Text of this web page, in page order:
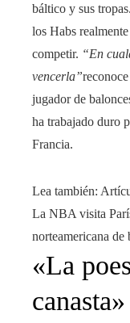
báltico y sus
los Habs
competir. “En
vencerla”
jugador de
ha trabajado duro
Francia.
Lea también:
La NBA visita
norteamericana de
«La
canasta»